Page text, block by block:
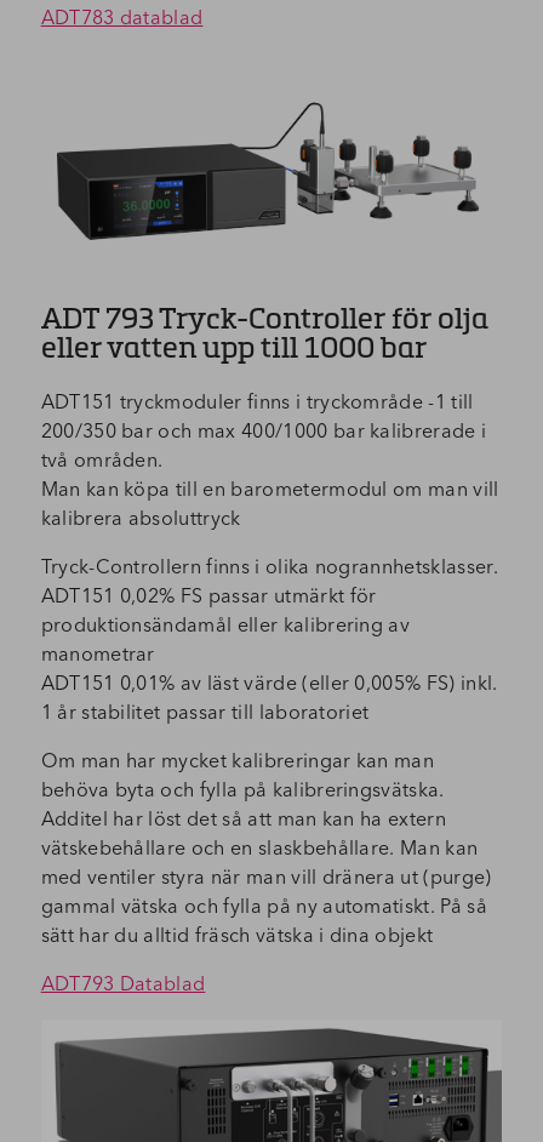
ADT783 datablad
ADT 793 Tryck-Controller för olja
eller vatten upp till 1000 bar
ADT151 tryckmoduler finns i tryckområde -1 till
200/350 bar och max 400/1000 bar kalibrerade i
två områden.
Man kan köpa till en barometermodul om man vill
kalibrera absoluttryck
Tryck-Controllern finns i olika nogrannhetsklasser.
ADT151 0,02% FS passar utmärkt för
produktionsändamål eller kalibrering av
manometrar
ADT151 0,01% av läst värde (eller 0,005% FS) inkl.
1 år stabilitet passar till laboratoriet
Om man har mycket kalibreringar kan man
behöva byta och fylla på kalibreringsvätska.
Additel har löst det så att man kan ha extern
vätskebehållare och en slaskbehållare. Man kan
med ventiler styra när man vill dränera ut (purge)
gammal vätska och fylla på ny automatiskt. På så
sätt har du alltid fräsch vätska i dina objekt
ADT793 Datablad